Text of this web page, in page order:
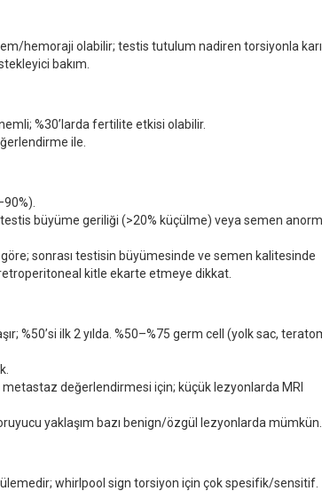
hemoraji olabilir; testis tutulum nadiren torsiyonla
bakım.
%30’ larda fertilite etkisi olabilir.
ile.
büyüme geriliği (>20% küçülme) veya semen
sonrası testisin büyümesinde ve semen kalitesinde
kitle ekarte etmeye dikkat.
%50’si ilk 2 yılda. %50–%75 germ cell (yolk sac,
metastaz değerlendirmesi için; küçük lezyonlarda MRI
yaklaşım bazı benign/özgül lezyonlarda mümkün.
whirlpool sign torsiyon için çok spesifik/sensitif.